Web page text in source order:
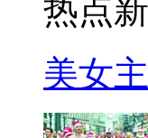
热点
美女